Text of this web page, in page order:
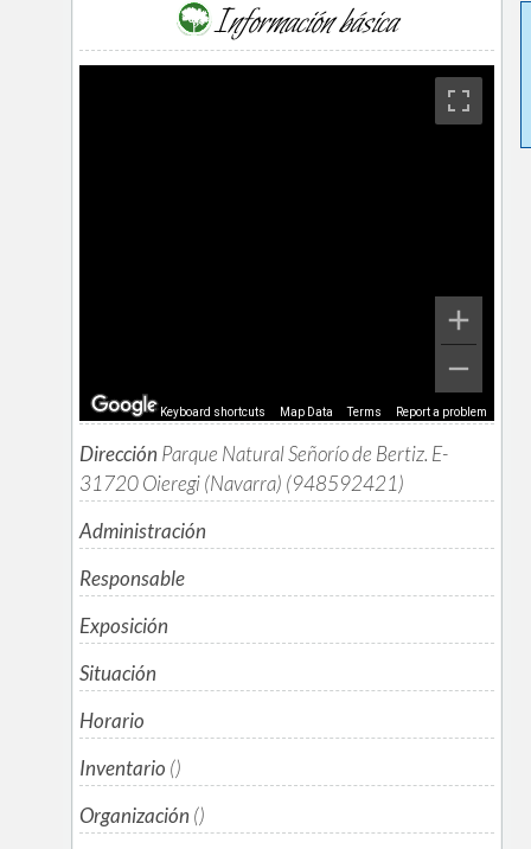
Información básica
Keyboard shortcuts Map Data Terms Report a problem
Dirección Parque Natural Señorío de Bertiz. E-
31720 Oieregi (Navarra) (948592421)
Administración
Responsable
Exposición
Situación
Horario
Inventario ()
Organización ()